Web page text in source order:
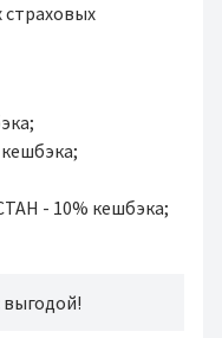
страховых
- 10% кешбэка;